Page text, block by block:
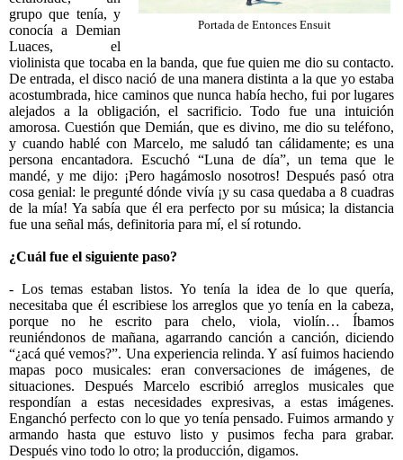
Portada de Entonces Ensuit
grupo que tenía, y
conocía a Demian
Luaces, el
violinista que tocaba en la banda, que fue quien me dio su contacto.
De entrada, el disco nació de una manera distinta a la que yo estaba
acostumbrada, hice caminos que nunca había hecho, fui por lugares
alejados a la obligación, el sacrificio. Todo fue una intuición
amorosa. Cuestión que Demián, que es divino, me dio su teléfono,
y cuando hablé con Marcelo, me saludó tan cálidamente; es una
persona encantadora. Escuchó “Luna de día”, un tema que le
mandé, y me dijo: ¡Pero hagámoslo nosotros! Después pasó otra
cosa genial: le pregunté dónde vivía ¡y su casa quedaba a 8 cuadras
de la mía! Ya sabía que él era perfecto por su música; la distancia
fue una señal más, definitoria para mí, el sí rotundo.
¿Cuál fue el siguiente paso?
- Los temas estaban listos. Yo tenía la idea de lo que quería,
necesitaba que él escribiese los arreglos que yo tenía en la cabeza,
porque no he escrito para chelo, viola, violín… Íbamos
reuniéndonos de mañana, agarrando canción a canción, diciendo
“¿acá qué vemos?”. Una experiencia relinda. Y así fuimos haciendo
mapas poco musicales: eran conversaciones de imágenes, de
situaciones. Después Marcelo escribió arreglos musicales que
respondían a estas necesidades expresivas, a estas imágenes.
Enganchó perfecto con lo que yo tenía pensado. Fuimos armando y
armando hasta que estuvo listo y pusimos fecha para grabar.
Después vino todo lo otro; la producción, digamos.